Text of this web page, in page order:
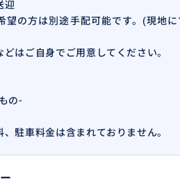
お支払い確認書をお持ちください
認したいので、申込み前に１度連
迎
望の方は別途手配可能です。(現地
はご自身でご用意してください。
の-
、駐車料金は含まれておりません。